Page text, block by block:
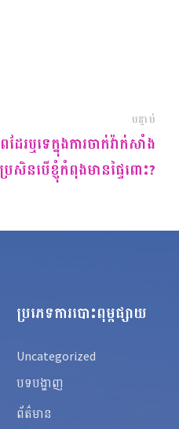
បន្ទាប់
ដែរឬទេក្នុងការចាក់វ៉ាក់សាំង
រសិនបើខ្ញុំកំពុងមានផ្ទៃពោះ?
ប្រភេទការបោះពុម្ពផ្សាយ
Uncategorized
បទបង្ហាញ
ព័ត៌មាន